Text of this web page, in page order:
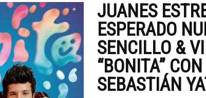
JUANES
ESPERADO
SENCILLO &
“BONITA” CON
SEBASTIÁN